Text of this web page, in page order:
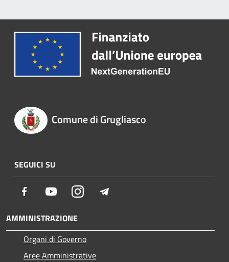
Comune di Grugliasco
SEGUICI SU
Facebook YoutubeInstagram
AMMINISTRAZIONE
Organi di Governo
Aree Amministrative